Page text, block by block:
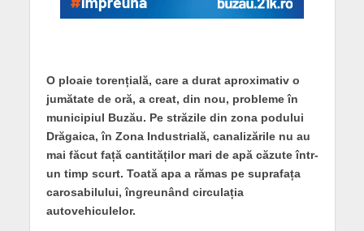
O ploaie torențială, care a durat aproximativ o
jumătate de oră, a creat, din nou, probleme în
municipiul Buzău. Pe străzile din zona podului
Drăgaica, în Zona Industrială, canalizările nu au
mai făcut față cantităților mari de apă căzute într-
un timp scurt. Toată apa a rămas pe suprafața
carosabilului, îngreunând circulația
autovehiculelor.